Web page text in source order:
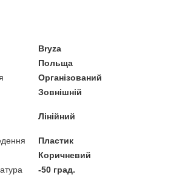
Bryza
Польща
Організований
Зовнішній
Лінійний
Пластик
Коричневий
-50 град.